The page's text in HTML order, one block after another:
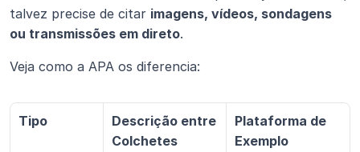
talvez precise de citar imagens, vídeos, sondagens
ou transmissões em direto.
Veja como a APA os diferencia:
Tipo
Descrição entre
Colchetes
Plataforma de
Exemplo